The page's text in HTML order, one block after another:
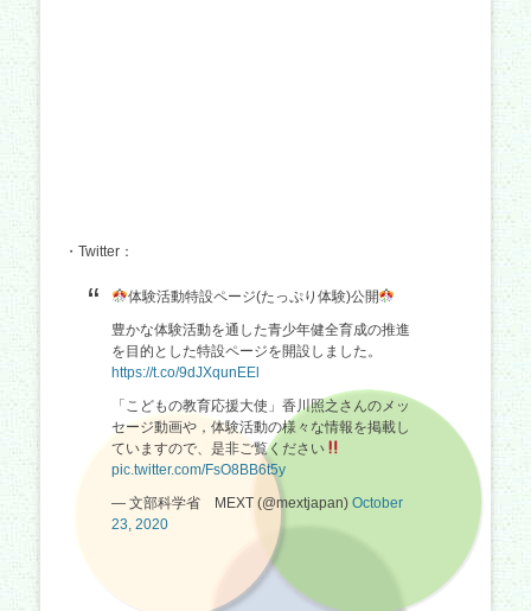
・Twitter：
体験活動特設ページ(たっぷり体験)公開
豊かな体験活動を通した青少年健全育成の推進
を目的とした特設ページを開設しました。
https://t.co/9dJXqunEEl
「こどもの教育応援大使」香川照之さんのメッ
セージ動画や，体験活動の様々な情報を掲載し
ていますので、是非ご覧ください
pic.twitter.com/FsO8BB6t5y
— 文部科学省 MEXT (@mextjapan) October
23, 2020